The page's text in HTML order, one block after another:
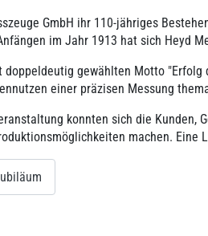
GmbH ihr 110-jähriges
im Jahr 1913 hat sich Heyd
gewählten Motto
einer präzisen Messung
konnten sich die Kunden,
machen.